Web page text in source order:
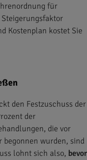
für
Kostenplan kostet Sie
den Festzuschuss der
der
die vor
begonnen wurden, sind
lohnt sich also, bevor